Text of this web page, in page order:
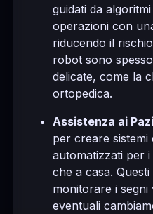
guidati da
operazioni con
riducendo il
robot sono
delicate, come la
ortopedica.
Assistenza ai
per creare sistemi
automatizzati per
che a casa.
monitorare i segni
eventuali